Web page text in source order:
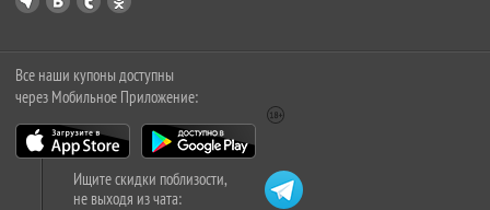
Все наши купоны доступны
через Мобильное Приложение:
Ищите скидки поблизости,
не выходя из чата: